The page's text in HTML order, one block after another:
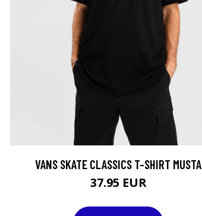
VANS SKATE CLASSICS T-SHIRT MUSTA
37.95 EUR